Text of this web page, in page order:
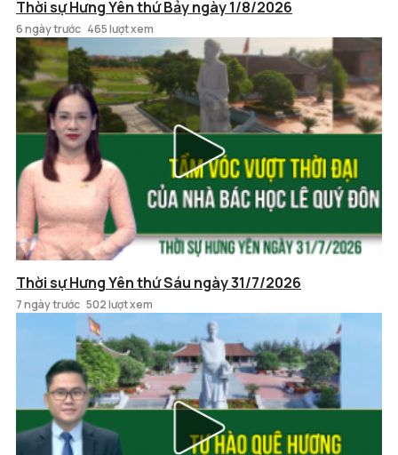
Thời sự Hưng Yên thứ Bảy ngày 1/8/2026
6 ngày trước 465 lượt xem
Thời sự Hưng Yên thứ Sáu ngày 31/7/2026
7 ngày trước 502 lượt xem